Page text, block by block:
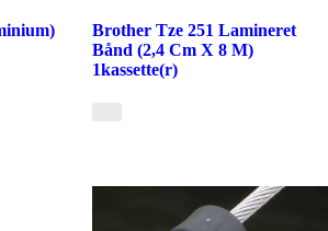
Brother Tze 251 Lamineret
Bånd (2,4 Cm X 8 M)
1kassette(r)